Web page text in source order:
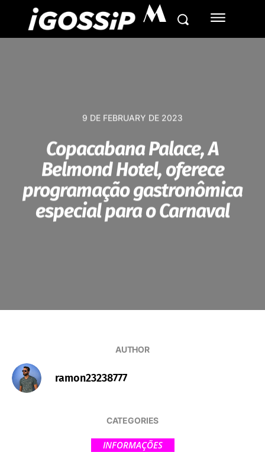
M
9 DE FEBRUARY DE 2023
Copacabana Palace,A
Belmond Hotel, oferece
programação gastronômica
especial para o Carnaval
AUTHOR
ramon23238777
CATEGORIES
INFORMAÇÕES